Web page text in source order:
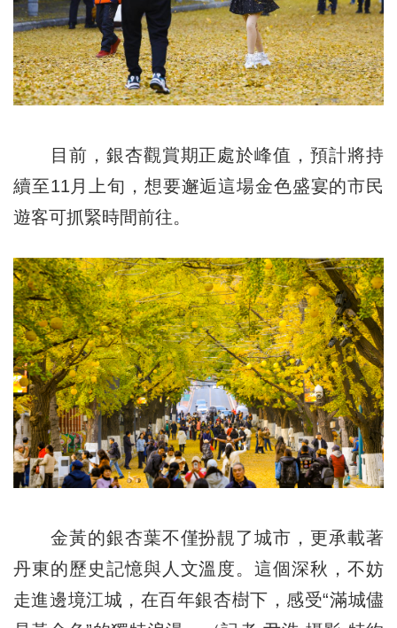
目前，銀杏觀賞期正處於峰值，預計將持
續至11月上旬，想要邂逅這場金色盛宴的市民
遊客可抓緊時間前往。
金黃的銀杏葉不僅扮靚了城市，更承載著
丹東的歷史記憶與人文溫度。這個深秋，不妨
走進邊境江城，在百年銀杏樹下，感受“滿城儘